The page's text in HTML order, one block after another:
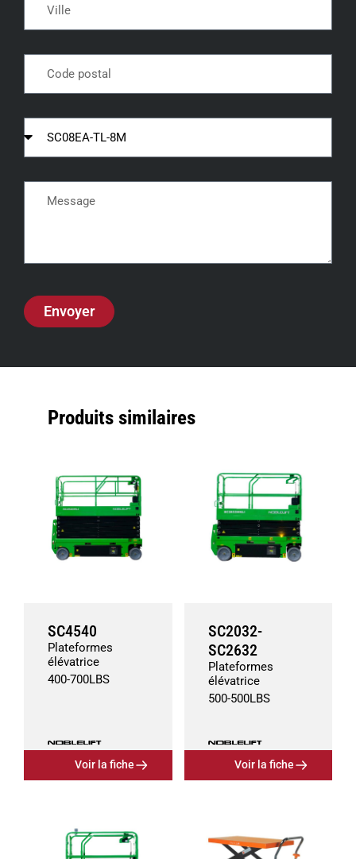
Envoyer
Produits similaires
SC4540
Plateformes
élévatrice
400-700LBS
Voir la fiche
SC2032-
SC2632
Plateformes
élévatrice
500-500LBS
Voir la fiche